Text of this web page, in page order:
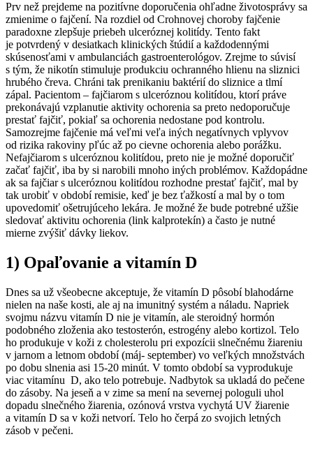
Prv než prejdeme na pozitívne doporučenia ohľadne životosprávy sa
zmienime o fajčení. Na rozdiel od Crohnovej choroby fajčenie
paradoxne zlepšuje priebeh ulceróznej kolitídy. Tento fakt
je potvrdený v desiatkach klinických štúdií a každodennými
skúsenosťami v ambulanciách gastroenterológov. Zrejme to súvisí
s tým, že nikotín stimuluje produkciu ochranného hlienu na sliznici
hrubého čreva. Chráni tak prenikaniu baktérií do sliznice a tlmí
zápal. Pacientom – fajčiarom s ulceróznou kolitídou, ktorí práve
prekonávajú vzplanutie aktivity ochorenia sa preto nedoporučuje
prestať fajčiť, pokiaľ sa ochorenia nedostane pod kontrolu.
Samozrejme fajčenie má veľmi veľa iných negatívnych vplyvov
od rizika rakoviny pľúc až po cievne ochorenia alebo porážku.
Nefajčiarom s ulceróznou kolitídou, preto nie je možné doporučiť
začať fajčiť, iba by si narobili mnoho iných problémov. Každopádne
ak sa fajčiar s ulceróznou kolitídou rozhodne prestať fajčiť, mal by
tak urobiť v období remisie, keď je bez ťažkostí a mal by o tom
upovedomiť ošetrujúceho lekára. Je možné že bude potrebné užšie
sledovať aktivitu ochorenia (link kalprotekín) a často je nutné
mierne zvýšiť dávky liekov.
1) Opaľovanie a vitamín D
Dnes sa už všeobecne akceptuje, že vitamín D pôsobí blahodárne
nielen na naše kosti, ale aj na imunitný systém a náladu. Napriek
svojmu názvu vitamín D nie je vitamín, ale steroidný hormón
podobného zloženia ako testosterón, estrogény alebo kortizol. Telo
ho produkuje v koži z cholesterolu pri expozícii slnečnému žiareniu
v jarnom a letnom období (máj- september) vo veľkých množstvách
po dobu slnenia asi 15-20 minút. V tomto období sa vyprodukuje
viac vitamínu D, ako telo potrebuje. Nadbytok sa ukladá do pečene
do zásoby. Na jeseň a v zime sa mení na severnej pologuli uhol
dopadu slnečného žiarenia, ozónová vrstva vychytá UV žiarenie
a vitamín D sa v koži netvorí. Telo ho čerpá zo svojich letných
zásob v pečeni.